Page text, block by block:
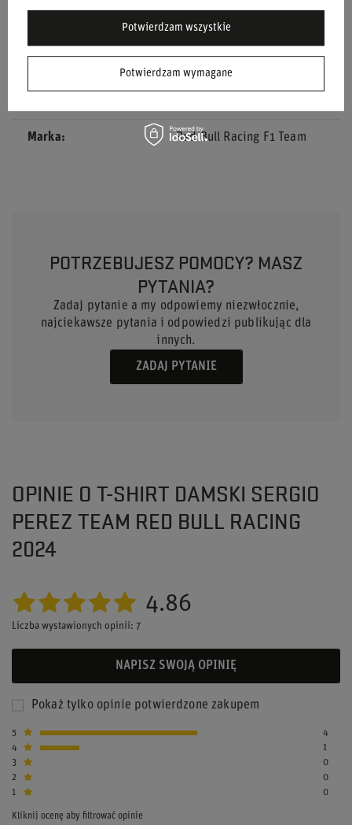
Dorośli
Marka Red Bull Racing F1 Team
POTRZEBUJESZ POMOCY? MASZ
PYTANIA?
Zadaj pytanie a my odpowiemy niezwłocznie,
najciekawsze pytania i odpowiedzi publikując dla
innych.
ZADAJ PYTANIE
OPINIE O T-SHIRT DAMSKI SERGIO
PEREZ TEAM RED BULL RACING
2024
4.86
Liczba wystawionych opinii: 7
NAPISZ SWOJĄ OPINIĘ
Pokaż tylko opinie potwierdzone zakupem
5
4
4
1
3
0
2
0
1
0
Kliknij ocenę aby filtrować opinie
Potwierdzam wymagane
Potwierdzam wszystkie